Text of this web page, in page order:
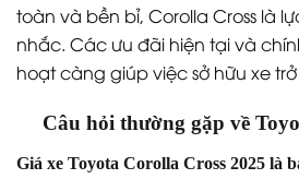
toàn và bền bỉ, Corolla Cross là
nhắc. Các ưu đãi hiện tại và
hoạt càng giúp việc sở hữu xe
Câu hỏi thường gặp về
Giá xe Toyota Corolla Cross 2025 là